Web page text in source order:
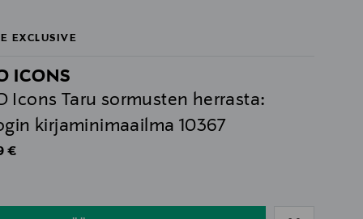
EXCLUSIVE
ICONS
Icons Taru sormusten herrasta:
kirjaminimaailma 10367
Price
€